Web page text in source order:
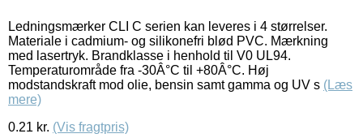
Ledningsmærker CLI C serien kan leveres i 4 størrelser.
Materiale i cadmium- og silikonefri blød PVC. Mærkning
med lasertryk. Brandklasse i henhold til V0 UL94.
Temperaturområde fra -30Â°C til +80Â°C. Høj
modstandskraft mod olie, bensin samt gamma og UV s (Læs
mere)
0.21 kr. (Vis fragtpris)